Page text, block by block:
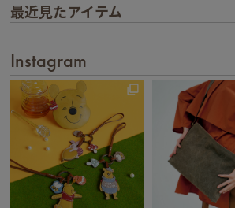
最近見たアイテム
Instagram